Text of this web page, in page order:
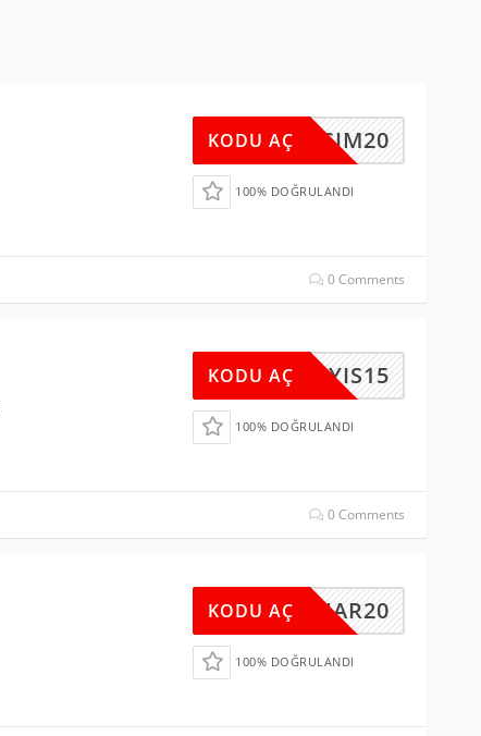
KASIM20
KODU AÇ
100% DOĞRULANDI
0 Comments
MAYIS15
KODU AÇ
100% DOĞRULANDI
0 Comments
BAHAR20
KODU AÇ
100% DOĞRULANDI